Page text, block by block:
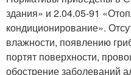
здания» и 2.04.05-91
кондиционирование».
влажности, появлению
портят поверхности,
обострение заболеваний